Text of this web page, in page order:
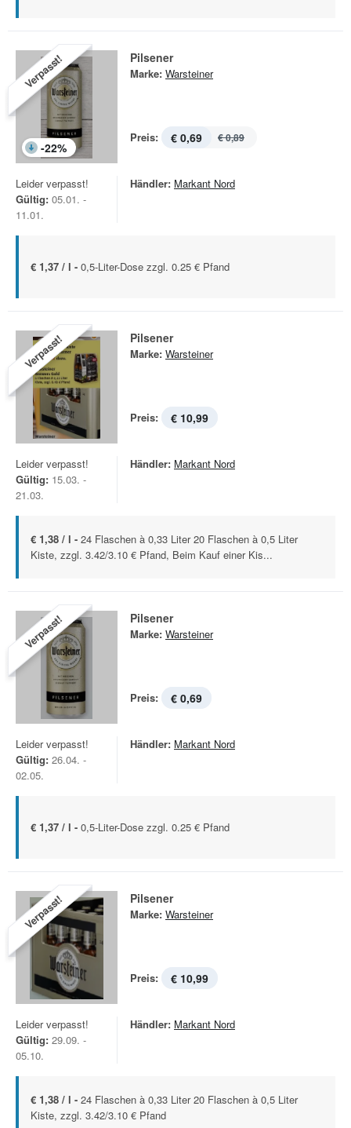
Verpasst!
-22%
Pilsener
Marke: Warsteiner
Preis: € 0,69 € 0,89
Leider verpasst!
Gültig: 05.01. -
11.01.
Händler: Markant Nord
€ 1,37 / l - 0,5-Liter-Dose zzgl. 0.25 € Pfand
Verpasst! Pilsener
Marke: Warsteiner
Preis: € 10,99
Leider verpasst!
Gültig: 15.03. -
21.03.
Händler: Markant Nord
€ 1,38 / l - 24 Flaschen à 0,33 Liter 20 Flaschen à 0,5 Liter
Kiste, zzgl. 3.42/3.10 € Pfand, Beim Kauf einer Kis...
Verpasst! Pilsener
Marke: Warsteiner
Preis: € 0,69
Leider verpasst!
Gültig: 26.04. -
02.05.
Händler: Markant Nord
€ 1,37 / l - 0,5-Liter-Dose zzgl. 0.25 € Pfand
Verpasst! Pilsener
Marke: Warsteiner
Preis: € 10,99
Leider verpasst!
Gültig: 29.09. -
05.10.
Händler: Markant Nord
€ 1,38 / l - 24 Flaschen à 0,33 Liter 20 Flaschen à 0,5 Liter
Kiste, zzgl. 3.42/3.10 € Pfand